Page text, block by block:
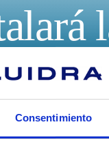
Consentimiento